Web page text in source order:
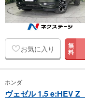
お気に入り 無
料
ホンダ
ヴェゼル 1.5 e:HEV Z